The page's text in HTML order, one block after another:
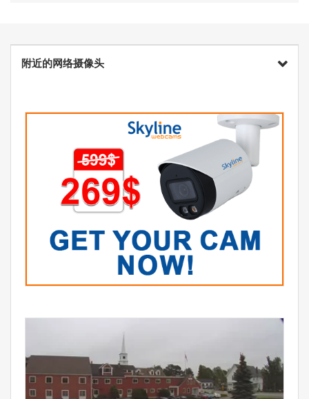
附近的网络摄像头